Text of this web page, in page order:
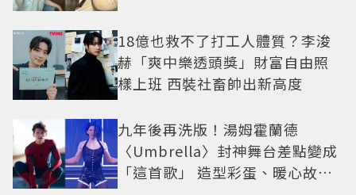
18億也救不了打工人體質？李浚
赫「爽中樂透頭獎」財富自由照
樣上班 西裝社畜帥出新高度
九年後再洗版！湯姆霍蘭德
〈Umbrella〉封神舞台差點變成
「這首歌」 造型彩蛋、暖心故事